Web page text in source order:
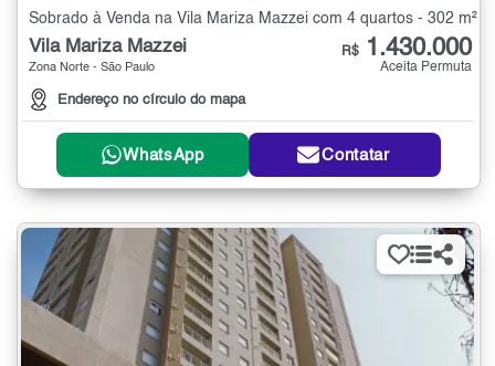
Sobrado à Venda na Vila Mariza Mazzei com 4 quartos - 302 m²
Vila Mariza Mazzei
Zona Norte - São Paulo
Endereço no círculo do mapa
R$ 1.430.000
Aceita Permuta
WhatsApp Contatar